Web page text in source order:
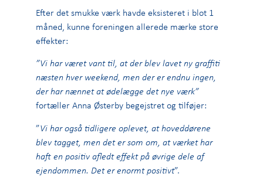
Efter det smukke værk havde eksisteret i blot 1
måned, kunne foreningen allerede mærke store
effekter:
”Vi har været vant til, at der blev lavet ny graffiti
næsten hver weekend, men der er endnu ingen,
der har nænnet at ødelægge det nye værk”
fortæller Anna Østerby begejstret og tilføjer:
”Vi har også tidligere oplevet, at hoveddørene
blev tagget, men det er som om, at værket har
haft en positiv afledt effekt på øvrige dele af
ejendommen. Det er enormt positivt”.